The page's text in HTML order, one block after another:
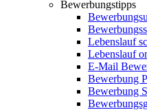
Bewerbungstipps
Lebenslauf
Lebenslauf
E-Mail
Bewerbung
Bewerbung